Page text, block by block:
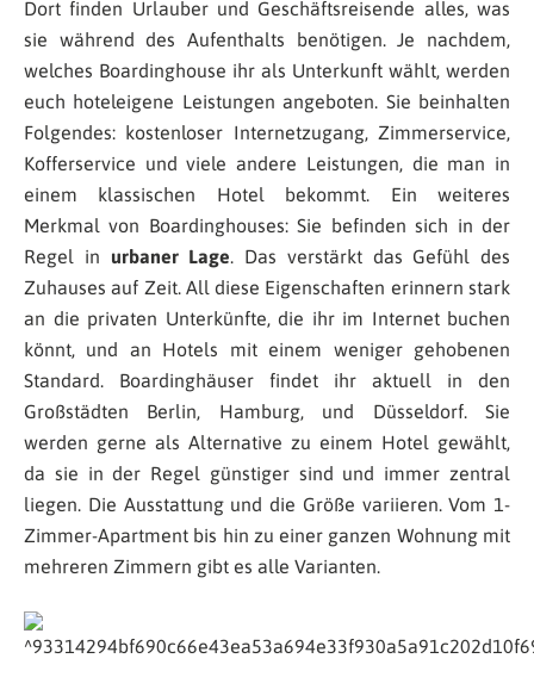
Dort finden Urlauber und Geschäftsreisende alles, was
sie während des Aufenthalts benötigen. Je nachdem,
welches Boardinghouse ihr als Unterkunft wählt, werden
euch hoteleigene Leistungen angeboten. Sie beinhalten
Folgendes: kostenloser Internetzugang, Zimmerservice,
Kofferservice und viele andere Leistungen, die man in
einem klassischen Hotel bekommt. Ein weiteres
Merkmal von Boardinghouses: Sie befinden sich in der
Regel in urbaner Lage. Das verstärkt das Gefühl des
Zuhauses auf Zeit. All diese Eigenschaften erinnern stark
an die privaten Unterkünfte, die ihr im Internet buchen
könnt, und an Hotels mit einem weniger gehobenen
Standard. Boardinghäuser findet ihr aktuell in den
Großstädten Berlin, Hamburg, und Düsseldorf. Sie
werden gerne als Alternative zu einem Hotel gewählt,
da sie in der Regel günstiger sind und immer zentral
liegen. Die Ausstattung und die Größe variieren. Vom 1-
Zimmer-Apartment bis hin zu einer ganzen Wohnung mit
mehreren Zimmern gibt es alle Varianten.